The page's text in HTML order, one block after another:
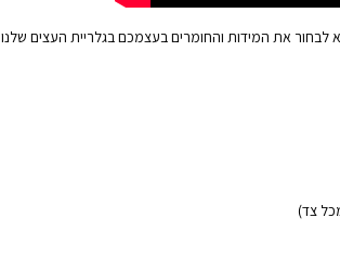
לבחור את המידות והחומרים בעצמכם בגלריית העצים שלנו